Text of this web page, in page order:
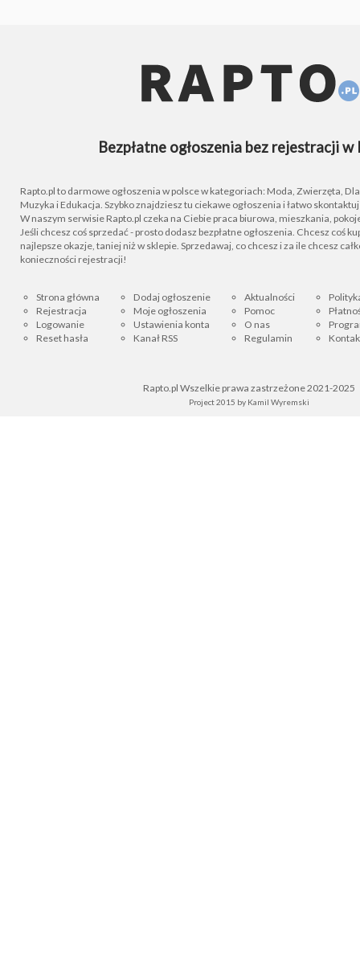
Bezpłatne ogłoszenia bez rejestracji w
Rapto.pl to darmowe ogłoszenia w polsce w kategoriach: Moda, Zwierzęta, Dla
Muzyka i Edukacja. Szybko znajdziesz tu ciekawe ogłoszenia i łatwo
W naszym serwisie Rapto.pl czeka na Ciebie praca biurowa, mieszkania,
Jeśli chcesz coś sprzedać - prosto dodasz bezpłatne ogłoszenia. Chcesz coś
najlepsze okazje, taniej niż w sklepie. Sprzedawaj, co chcesz i za ile chcesz
konieczności rejestracji!
Strona główna
Rejestracja
Logowanie
Reset hasła
Dodaj ogłoszenie
Moje ogłoszenia
Ustawienia konta
Kanał RSS
Aktualności
Pomoc
O nas
Regulamin
Rapto.pl Wszelkie prawa zastrzeżone 2021-2025
Project 2015 by Kamil Wyremski